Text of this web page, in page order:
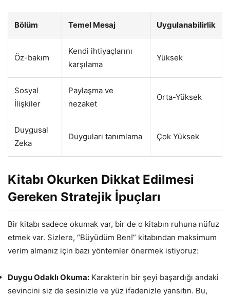
Bölüm Temel Mesaj Uygulanabilirlik
Öz-bakım
Kendi ihtiyaçlarını
karşılama
Yüksek
Sosyal
İlişkiler
Paylaşma ve
nezaket
Orta-Yüksek
Duygusal
Zeka
Duyguları tanımlama Çok Yüksek
Kitabı Okurken Dikkat Edilmesi
Gereken Stratejik İpuçları
Bir kitabı sadece okumak var, bir de o kitabın ruhuna nüfuz
etmek var. Sizlere, “Büyüdüm Ben!” kitabından maksimum
verim almanız için bazı yöntemler önermek istiyoruz:
Duygu Odaklı Okuma: Karakterin bir şeyi başardığı andaki
sevincini siz de sesinizle ve yüz ifadenizle yansıtın. Bu,